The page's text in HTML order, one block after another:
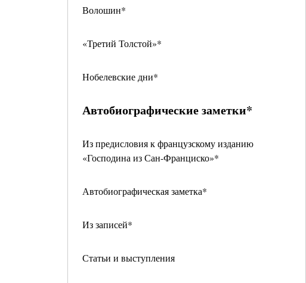
Волошин*
«Третий Толстой»*
Нобелевские дни*
Автобиографические заметки*
Из предисловия к французскому изданию
«Господина из Сан-Франциско»*
Автобиографическая заметка*
Из записей*
Статьи и выступления